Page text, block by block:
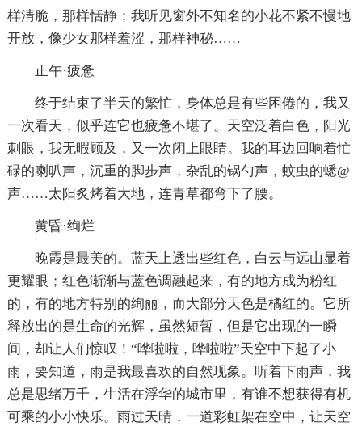
样清脆，那样恬静；我听见窗外不知名的小花不紧不慢地
开放，像少女那样羞涩，那样神秘……
正午·疲惫
终于结束了半天的繁忙，身体总是有些困倦的，我又
一次看天，似乎连它也疲惫不堪了。天空泛着白色，阳光
刺眼，我无暇顾及，又一次闭上眼睛。我的耳边回响着忙
碌的喇叭声，沉重的脚步声，杂乱的锅勺声，蚊虫的蟋@
声……太阳炙烤着大地，连青草都弯下了腰。
黄昏·绚烂
晚霞是最美的。蓝天上透出些红色，白云与远山显着
更耀眼；红色渐渐与蓝色调融起来，有的地方成为粉红
的，有的地方特别的绚丽，而大部分天色是橘红的。它所
释放出的是生命的光辉，虽然短暂，但是它出现的一瞬
间，却让人们惊叹！“哗啦啦，哗啦啦”天空中下起了小
雨，要知道，雨是我最喜欢的自然现象。听着下雨声，我
总是思绪万千，生活在浮华的城市里，有谁不想获得有机
可乘的小小快乐。雨过天晴，一道彩虹架在空中，让天空